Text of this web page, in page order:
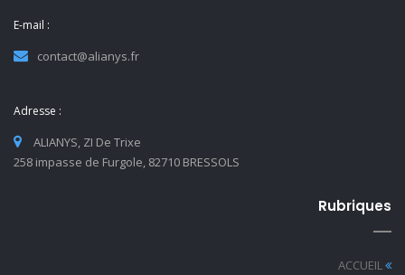
E-mail :
contact@alianys.fr
Adresse :
ALIANYS, ZI De Trixe
258 impasse de Furgole, 82710 BRESSOLS
Rubriques
ACCUEIL